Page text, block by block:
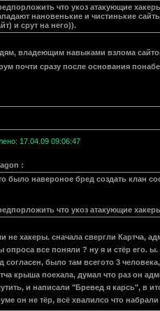
что укоз атакующие
нановенькие и чистинькие
и срут на него)).
владеющим навыками взлома
почти сразу после основания
17.04.09 09:06:47
:
было навероное бред создать клан
что укоз атакующие
не хакеры. сначала свергли Картча,
опроса все поняли ? ну я и стёр его. ы.
согласен, было там всегото 3
крыша поехала, думал что раз он
и написали "Бревед я карсь", в
он не тёр, всё хвалилсо что